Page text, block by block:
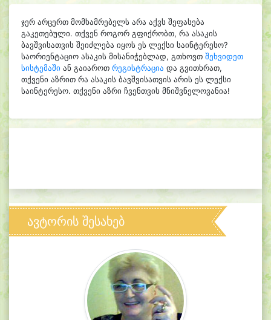
ჯერ არცერთ მომხამრებელს არა აქვს შეფასება
გაკეთებული. თქვენ როგორ გფიქრობთ, რა ასაკის
ბავშვისათვის შეიძლება იყოს ეს ლექსი საინტერესო?
საორიენტაციო ასაკის მისანიჭებლად, გთხოვთ შეხვიდეთ
სისტემაში ან გაიაროთ რეგისტრაცია და გვითხრათ,
თქვენი აზრით რა ასაკის ბავშვისათვის არის ეს ლექსი
საინტერესო. თქვენი აზრი ჩვენთვის მნიშვნელოვანია!
ავტორის შესახებ